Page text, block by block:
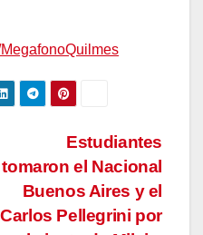
Estudiantes
tomaron el Nacional
Buenos Aires y el
Carlos Pellegrini por